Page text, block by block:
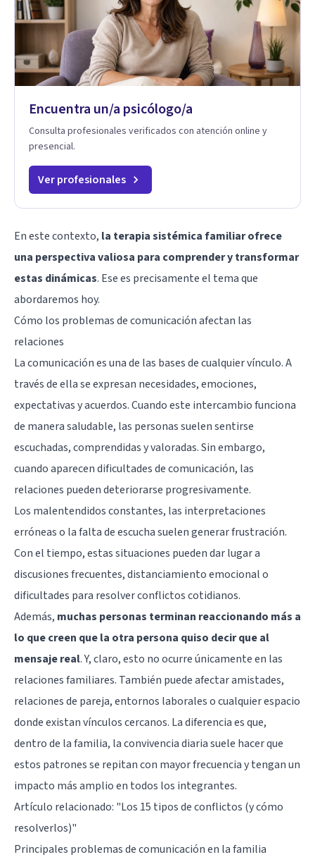
Encuentra un/a psicólogo/a
Consulta profesionales verificados con atención online y
presencial.
Ver profesionales
En este contexto, la terapia sistémica familiarofrece
una perspectiva valiosa para comprender y transformar
estas dinámicas. Ese es precisamente el tema que
abordaremos hoy.
Cómo los problemas de comunicación afectan las
relaciones
La comunicación es una de las bases de cualquier vínculo. A
través de ella se expresan necesidades, emociones,
expectativas y acuerdos. Cuando este intercambio funciona
de manera saludable, las personas suelen sentirse
escuchadas, comprendidas y valoradas. Sin embargo,
cuando aparecen dificultades de comunicación, las
relaciones pueden deteriorarse progresivamente.
Los malentendidos constantes, las interpretaciones
erróneas o la falta de escucha suelen generar frustración.
Con el tiempo, estas situaciones pueden dar lugar a
discusiones frecuentes, distanciamiento emocional o
dificultades para resolver conflictos cotidianos.
Además, muchas personas terminan reaccionando más a
lo que creen que la otra persona quiso decir que al
mensaje real. Y, claro, esto no ocurre únicamente en las
relaciones familiares. También puede afectar amistades,
relaciones de pareja, entornos laborales o cualquier espacio
donde existan vínculos cercanos. La diferencia es que,
dentro de la familia, la convivencia diaria suele hacer que
estos patrones se repitan con mayor frecuencia y tengan un
impacto más amplio en todos los integrantes.
Artículo relacionado: "Los 15 tipos de conflictos (y cómo
resolverlos)"
Principales problemas de comunicación en la familia